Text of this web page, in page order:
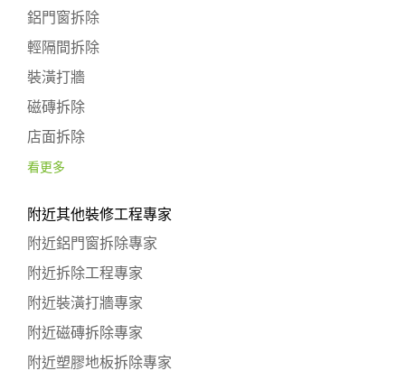
鋁門窗拆除
輕隔間拆除
裝潢打牆
磁磚拆除
店面拆除
看更多
附近其他裝修工程專家
附近鋁門窗拆除專家
附近拆除工程專家
附近裝潢打牆專家
附近磁磚拆除專家
附近塑膠地板拆除專家